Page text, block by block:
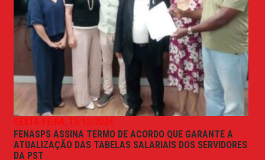
SEXTA-FEIRA, 13/12/2024
FENASPS ASSINA TERMO DE ACORDO QUE GARANTE A
ATUALIZAÇÃO DAS TABELAS SALARIAIS DOS SERVIDORES
DA PST